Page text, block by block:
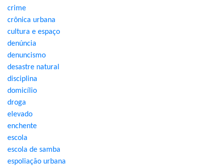
crime
crônica urbana
cultura e espaço
denúncia
denuncismo
desastre natural
disciplina
domicílio
droga
elevado
enchente
escola
escola de samba
espoliação urbana